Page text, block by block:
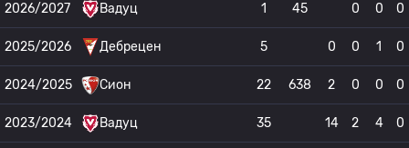
2026/2027 Вадуц 1 45 0 0 0
2025/2026 Дебрецен 5 0 0 1 0
2024/2025 Сион 22 638 2 0 0 0
2023/2024 Вадуц 35 14 2 4 0